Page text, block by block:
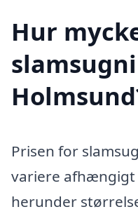
Hur
Prisen for
variere afhængigt
herunder